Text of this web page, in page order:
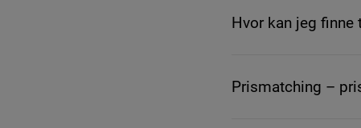
Hvor kan jeg finne
Prismatching –